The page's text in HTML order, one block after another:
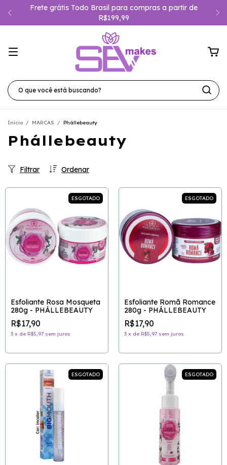
Frete grátis Todo Brasil para compras a partir de
R$199,99
Início / MARCAS / Phállebeauty
Phállebeauty
Ordenar
Filtrar
ESGOTADO
Esfoliante Rosa Mosqueta
280g - PHÁLLEBEAUTY
R$17,90
3 x de R$5,97 sem juros
ESGOTADO
Esfoliante Romã Romance
280g - PHÁLLEBEAUTY
R$17,90
3 x de R$5,97 sem juros
ESGOTADO ESGOTADO